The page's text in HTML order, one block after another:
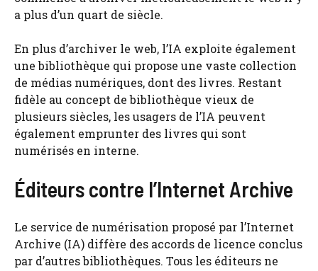
a plus d’un quart de siècle.
En plus d’archiver le web, l’IA exploite également
une bibliothèque qui propose une vaste collection
de médias numériques, dont des livres. Restant
fidèle au concept de bibliothèque vieux de
plusieurs siècles, les usagers de l’IA peuvent
également emprunter des livres qui sont
numérisés en interne.
Éditeurs contre l’Internet Archive
Le service de numérisation proposé par l’Internet
Archive (IA) diffère des accords de licence conclus
par d’autres bibliothèques. Tous les éditeurs ne